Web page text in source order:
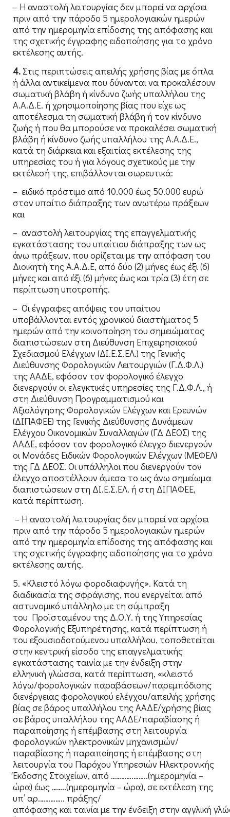
– Η αναστολή λειτουργίας δεν μπορεί να αρχίσει
πριν από την πάροδο 5 ημερολογιακών ημερών
από την ημερομηνία επίδοσης της απόφασης και
της σχετικής έγγραφης ειδοποίησης για το χρόνο
εκτέλεσης αυτής.
4. Στις περιπτώσεις απειλής χρήσης βίας με όπλα
ή άλλα αντικείμενα που δύνανται να προκαλέσουν
σωματική βλάβη ή κίνδυνο ζωής υπαλλήλου της
Α.Α.Δ.Ε. ή χρησιμοποίησης βίας που είχε ως
αποτέλεσμα τη σωματική βλάβη ή τον κίνδυνο
ζωής ή που θα μπορούσε να προκαλέσει σωματική
βλάβη ή κίνδυνο ζωής υπαλλήλου της Α.Α.Δ.Ε.,
κατά τη διάρκεια και εξαιτίας εκτέλεσης της
υπηρεσίας του ή για λόγους σχετικούς με την
εκτέλεσή της, επιβάλλονται σωρευτικά:
– ειδικό πρόστιμο από 10.000 έως 50.000 ευρώ
στον υπαίτιο διάπραξης των ανωτέρω πράξεων
και
– αναστολή λειτουργίας της επαγγελματικής
εγκατάστασης του υπαίτιου διάπραξης των ως
άνω πράξεων, που ορίζεται με την απόφαση του
Διοικητή της Α.Α.Δ.Ε, από δύο (2) μήνες έως έξι (6)
μήνες και από έξι (6) μήνες έως και τρία (3) έτη σε
περίπτωση υποτροπής.
– Οι έγγραφες απόψεις του υπαίτιου
υποβάλλονται εντός χρονικού διαστήματος 5
ημερών από την κοινοποίηση του σημειώματος
διαπιστώσεων στη Διεύθυνση Επιχειρησιακού
Σχεδιασμού Ελέγχων (ΔΙ.Ε.Σ.ΕΛ.) της Γενικής
Διεύθυνσης Φορολογικών Λειτουργιών (Γ.Δ.Φ.Λ.)
της ΑΑΔΕ, εφόσον τον φορολογικό έλεγχο
διενεργούν οι ελεγκτικές υπηρεσίες της Γ.Δ.Φ.Λ., ή
στη Διεύθυνση Προγραμματισμού και
Αξιολόγησης Φορολογικών Ελέγχων και Ερευνών
(ΔΙΠΑΦΕΕ) της Γενικής Διεύθυνσης Δυνάμεων
Ελέγχου Οικονομικών Συναλλαγών (ΓΔ ΔΕΟΣ) της
ΑΑΔΕ, εφόσον τον φορολογικό έλεγχο διενεργούν
οι Μονάδες Ειδικών Φορολογικών Ελέγχων (ΜΕΦΕΛ)
της ΓΔ ΔΕΟΣ. Οι υπάλληλοι που διενεργούν τον
έλεγχο αποστέλλουν άμεσα το ως άνω σημείωμα
διαπιστώσεων στη ΔΙ.Ε.Σ.ΕΛ. ή στη ΔΙΠΑΦΕΕ,
κατά περίπτωση.
– Η αναστολή λειτουργίας δεν μπορεί να αρχίσει
πριν από την πάροδο 5 ημερολογιακών ημερών
από την ημερομηνία επίδοσης της απόφασης και
της σχετικής έγγραφης ειδοποίησης για το χρόνο
εκτέλεσης αυτής.
5. «Κλειστό λόγω φοροδιαφυγής». Κατά τη
διαδικασία της σφράγισης, που ενεργείται από
αστυνομικό υπάλληλο με τη σύμπραξη
του Προϊσταμένου της Δ.Ο.Υ. ή της Υπηρεσίας
Φορολογικής Εξυπηρέτησης, κατά περίπτωση ή
του εξουσιοδοτούμενου υπαλλήλου, τοποθετείται
στην κεντρική είσοδο της επαγγελματικής
εγκατάστασης ταινία με την ένδειξη στην
ελληνική γλώσσα, κατά περίπτωση, «κλειστό
λόγω/φορολογικών παραβάσεων/παρεμπόδισης
διενέργειας φορολογικού ελέγχου/απειλής χρήσης
βίας σε βάρος υπαλλήλου της ΑΑΔΕ/χρήσης βίας
σε βάρος υπαλλήλου της ΑΑΔΕ/παραβίασης ή
παραποίησης ή επέμβασης στη λειτουργία
φορολογικών ηλεκτρονικών μηχανισμών/
παραβίασης ή παραποίησης ή επέμβασης στη
λειτουργία του Παρόχου Υπηρεσιών Ηλεκτρονικής
Έκδοσης Στοιχείων, από ………….……..(ημερομηνία –
ώρα) έως ……..(ημερομηνία – ώρα), σε εκτέλεση της
υπ’ αρ.………….. πράξης/
απόφασης και ταινία με την ένδειξη στην αγγλική